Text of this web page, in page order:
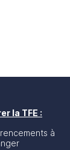
la TFE :
à